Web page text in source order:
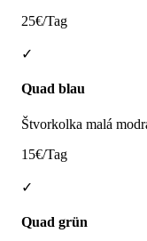
25€/Tag
✓
Quad blau
Štvorkolka malá
15€/Tag
✓
Quad grün